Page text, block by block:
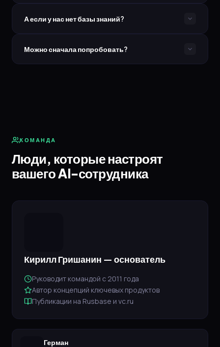
А если у нас нет базы знаний?
Можно сначала попробовать?
КОМАНДА
Люди, которые настроят
вашего AI-сотрудника
Кирилл Гришанин — основатель
Руководит командой с 2011 года
Автор концепций ключевых продуктов
Публикации на Rusbase и vc.ru
Герман